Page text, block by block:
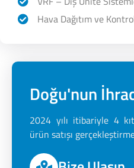
Hava Dağıtım ve
Doğu'nun
2024 yılı itibariyle 4
ürün satışı